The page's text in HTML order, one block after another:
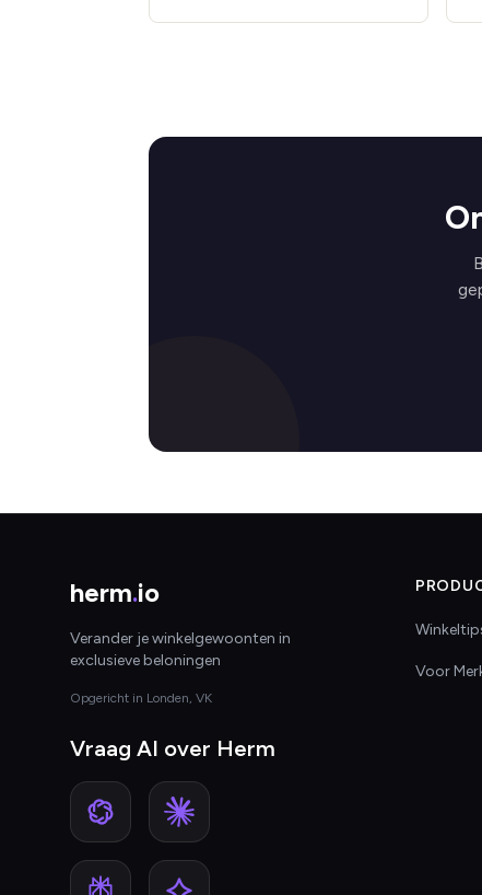
herm.io
Verander je winkelgewoonten in
exclusieve beloningen
Opgericht in Londen, VK
Vraag AI over Herm
Voor